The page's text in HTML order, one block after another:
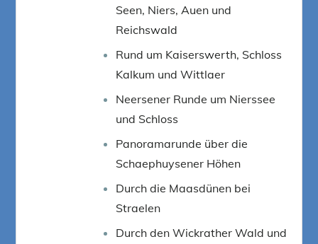
Seen, Niers, Auen und
Reichswald
Rund um Kaiserswerth, Schloss
Kalkum und Wittlaer
Neersener Runde um Nierssee
und Schloss
Panoramarunde über die
Schaephuysener Höhen
Durch die Maasdünen bei
Straelen
Durch den Wickrather Wald und